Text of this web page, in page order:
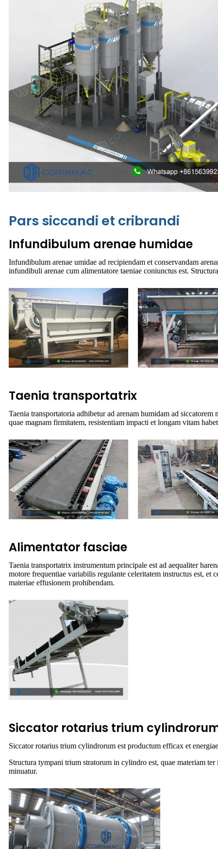
Pars siccandi et cribrandi
Infundibulum arenae humidae
Infundibulum arenae umidae ad recipiendam et conservandam
infundibuli arenae cum alimentatore taeniae coniunctus est.
Taenia transportatrix
Taenia transportatoria adhibetur ad arenam humidam ad
quae magnam firmitatem, resistentiam impacti et longam vitam
Alimentator fasciae
Taenia transportatrix instrumentum principale est ad aequaliter
motore frequentiae variabilis regulante celeritatem instructus est,
materiae effusionem prohibendam.
Siccator rotarius trium
Siccator rotarius trium cylindrorum est productum efficax et
Structura tympani trium stratorum in cylindro est, quae materiam
minuatur.